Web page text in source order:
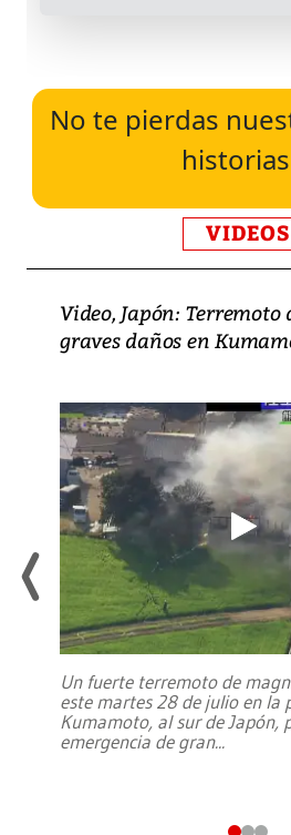
No te pierdas
historias
VIDEOS
Video, Japón: Terremoto
graves daños en
Un fuerte terremoto de
este martes 28 de julio en la
Kumamoto, al sur de Japón,
emergencia de gran...